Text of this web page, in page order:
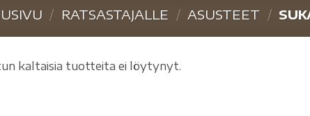
/ RATSASTAJALLE / ASUSTEET /
kaltaisia tuotteita ei löytynyt.